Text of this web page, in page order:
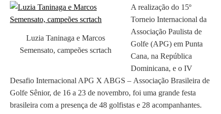
Luzia Taninaga e Marcos
Semensato, campeões scrtach
A realização do 15º
Torneio Internacional da
Associação Paulista de
Golfe (APG) em Punta
Cana, na República
Dominicana, e o IV
Desafio Internacional APG X ABGS – Associação Brasileira de
Golfe Sênior, de 16 a 23 de novembro, foi uma grande festa
brasileira com a presença de 48 golfistas e 28 acompanhantes.